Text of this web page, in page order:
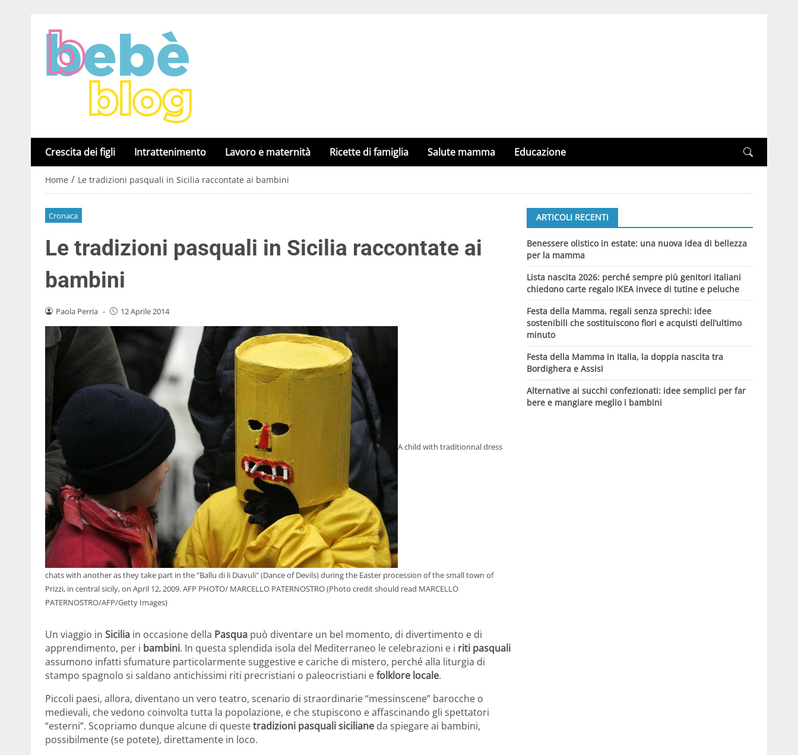
Crescita dei figli Intrattenimento Lavoro e maternità Ricette di famiglia Salute mamma Educazione
Home / Le tradizioni pasquali in Sicilia raccontate ai bambini
Cronaca
Le tradizioni pasquali in Sicilia raccontate ai
bambini
Paola Perria - 12 Aprile 2014
A child with traditionnal dress
chats with another as they take part in the "Ballu di li Diavuli" (Dance of Devils) during the Easter procession of the small town of
Prizzi, in central sicily, on April 12, 2009. AFP PHOTO/ MARCELLO PATERNOSTRO (Photo credit should read MARCELLO
PATERNOSTRO/AFP/Getty Images)
Un viaggio in Sicilia in occasione della Pasqua può diventare un bel momento, di divertimento e di
apprendimento, per i bambini. In questa splendida isola del Mediterraneo le celebrazioni e i riti pasquali
assumono infatti sfumature particolarmente suggestive e cariche di mistero, perché alla liturgia di
stampo spagnolo si saldano antichissimi riti precristiani o paleocristiani efolklore locale.
Piccoli paesi, allora, diventano un vero teatro, scenario di straordinarie “messinscene” barocche o
medievali, che vedono coinvolta tutta la popolazione, e che stupiscono e affascinando gli spettatori
“esterni”. Scopriamo dunque alcune di questetradizioni pasquali siciliane da spiegare ai bambini,
possibilmente (se potete), direttamente in loco.
ARTICOLI RECENTI
Benessere olistico in estate: una nuova idea di bellezza
per la mamma
Lista nascita 2026: perché sempre più genitori italiani
chiedono carte regalo IKEA invece di tutine e peluche
Festa della Mamma, regali senza sprechi: idee
sostenibili che sostituiscono fiori e acquisti dell’ultimo
minuto
Festa della Mamma in Italia, la doppia nascita tra
Bordighera e Assisi
Alternative ai succhi confezionati: idee semplici per far
bere e mangiare meglio i bambini